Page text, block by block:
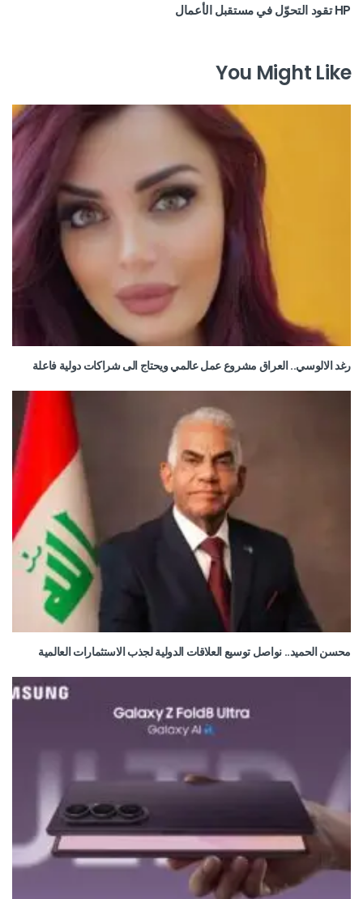
HP تقود التحوّل في مستقبل الأعمال
You Might Like
رغد الالوسي.. العراق مشروع عمل عالمي ويحتاج الى شراكات دولية فاعلة
محسن الحميد.. نواصل توسيع العلاقات الدولية لجذب الاستثمارات العالمية